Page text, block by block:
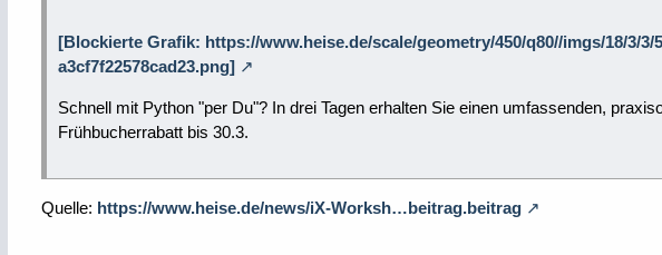
[Blockierte Grafik: https://www.heise.de/scale/geometry/450/q80//imgs/18/3/
a3cf7f22578cad23.png]
Schnell mit Python "per Du"? In drei Tagen erhalten Sie einen umfassenden,
Frühbucherrabatt bis 30.3.
Quelle: https://www.heise.de/news/iX-Worksh…beitrag.beitrag